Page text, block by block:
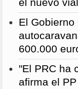
el nuevo
El
600.000
"El PRC ha
afirma el PP